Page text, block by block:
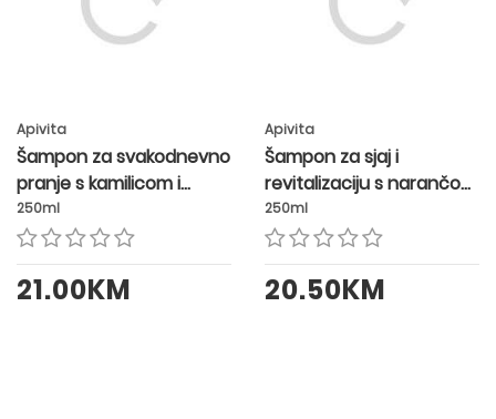
Apivita
Šampon za svakodnevno
pranje s kamilicom i
medom
250ml
21.00KM
Apivita
Šampon za sjaj i
revitalizaciju s narančom
i medom
250ml
20.50KM